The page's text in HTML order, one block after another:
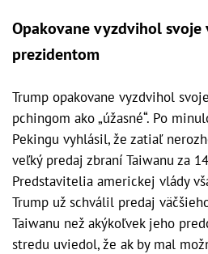
Opakovane vyzdvihol svoje
prezidentom
Trump opakovane vyzdvihol
pchingom ako „úžasné“. Po
Pekingu vyhlásil, že zatiaľ
veľký predaj zbraní Taiwanu za
Predstavitelia americkej vlády
Trump už schválil predaj
Taiwanu než akýkoľvek jeho
stredu uviedol, že ak by mal